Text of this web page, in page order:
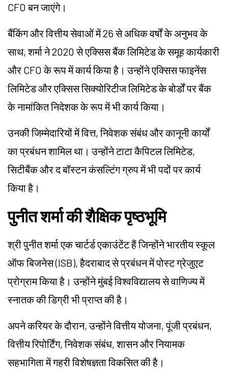
CFO बन जाएंगे।
बैंकिंग और वित्तीय सेवाओं में 26 से अधिक वर्षों के अनुभव के
साथ, शर्मा ने 2020 से एक्सिस बैंक लिमिटेड के समूह कार्यकारी
और CFO के रूप में कार्य किया है। उन्होंने एक्सिस फाइनेंस
लिमिटेड और एक्सिस सिक्योरिटीज लिमिटेड के बोर्डों पर बैंक
के नामांकित निदेशक के रूप में भी कार्य किया।
उनकी जिम्मेदारियों में वित्त, निवेशक संबंध और कानूनी कार्यों
का प्रबंधन शामिल था। उन्होंने टाटा कैपिटल लिमिटेड,
सिटीबैंक और द बॉस्टन कंसल्टिंग ग्रुप में भी पदों पर कार्य
किया है।
पुनीत शर्मा की शैक्षिक पृष्ठभूमि
श्री पुनीत शर्मा एक चार्टर्ड एकाउंटेंट हैं जिन्होंने भारतीय स्कूल
ऑफ बिजनेस (ISB), हैदराबाद से प्रबंधन में पोस्ट ग्रेजुएट
प्रोग्राम किया है। उन्होंने मुंबई विश्वविद्यालय से वाणिज्य में
स्नातक की डिग्री भी प्राप्त की है।
अपने करियर के दौरान, उन्होंने वित्तीय योजना, पूंजी प्रबंधन,
वित्तीय रिपोर्टिंग, निवेशक संबंध, शासन और नियामक
सहभागिता में गहरी विशेषज्ञता विकसित की है।